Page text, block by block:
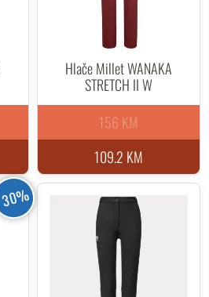
Hlače Millet WANAKA
STRETCH II W
109.2 KM
156 KM
30%